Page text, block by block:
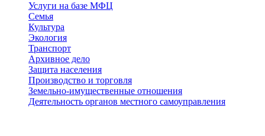
Услуги на базе МФЦ
Семья
Культура
Экология
Транспорт
Архивное дело
Защита населения
Производство и торговля
Земельно-имущественные отношения
Деятельность органов местного самоуправления